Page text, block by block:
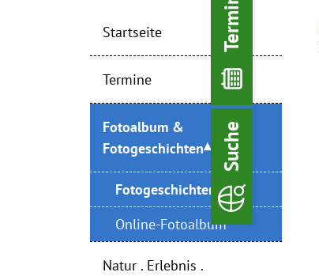
Suche
Termine
Startseite
Termine
Fotoalbum &
Fotogeschichten
Fotogeschichten
Online-Fotoalbum
Natur . Erlebnis .